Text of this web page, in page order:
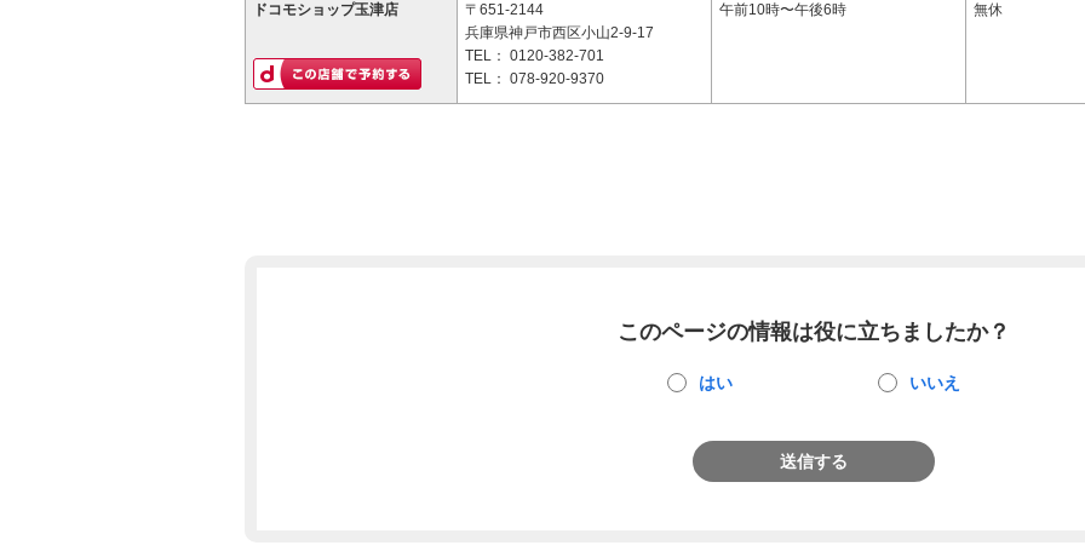
ドコモショップ玉津店
〒651-2144
兵庫県神戸市西区小山2-9-17
TEL： 0120-382-701
TEL： 078-920-9370
午前10時〜午後6時 無休
このページの情報は役に立ちましたか？
はい いいえ
送信する